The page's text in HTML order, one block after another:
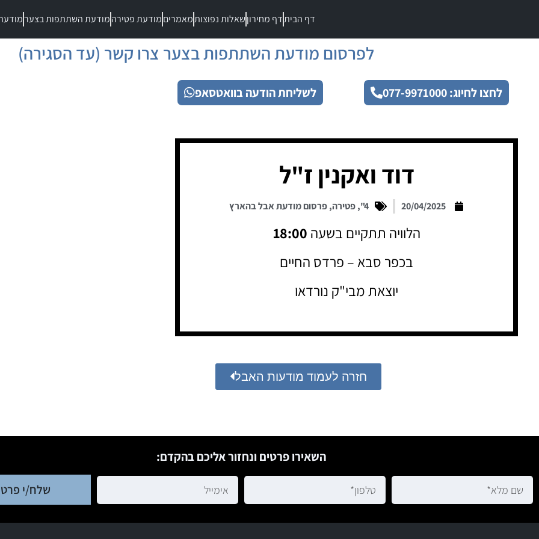
דף הביתדף מחירוןשאלות נפוצותמאמריםמודעת פטירהמודעת השתתפות בצער
לפרסום מודעת השתתפות בצער צרו קשר (עד הסגירה)
לחצו לחיוג: 077-9971000 לשליחת הודעה בוואטסאפ
דוד ואקנין ז"ל
20/04/2025
4"
,פטירה,פרסום מודעת אבל בהארץ
הלוויה תתקיים בשעה 18:00
בכפר סבא – פרדס החיים
יוצאת מבי"ק נורדאו
חזרה לעמוד מודעות האבל
השאירו פרטים ונחזור אליכם בהקדם:
שלח/י